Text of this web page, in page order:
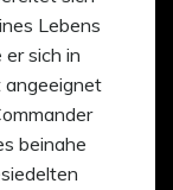
Lebens
sich in
angeeignet
beinahe